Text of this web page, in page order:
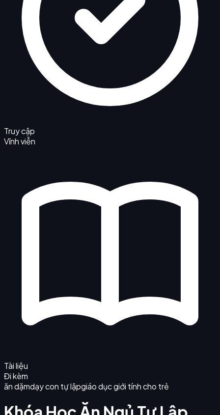
Truy cập
Vĩnh viễn
Tài liệu
Đi kèm
ăn dặmdạy con tự lậpgiáo dục giới tính cho trẻ